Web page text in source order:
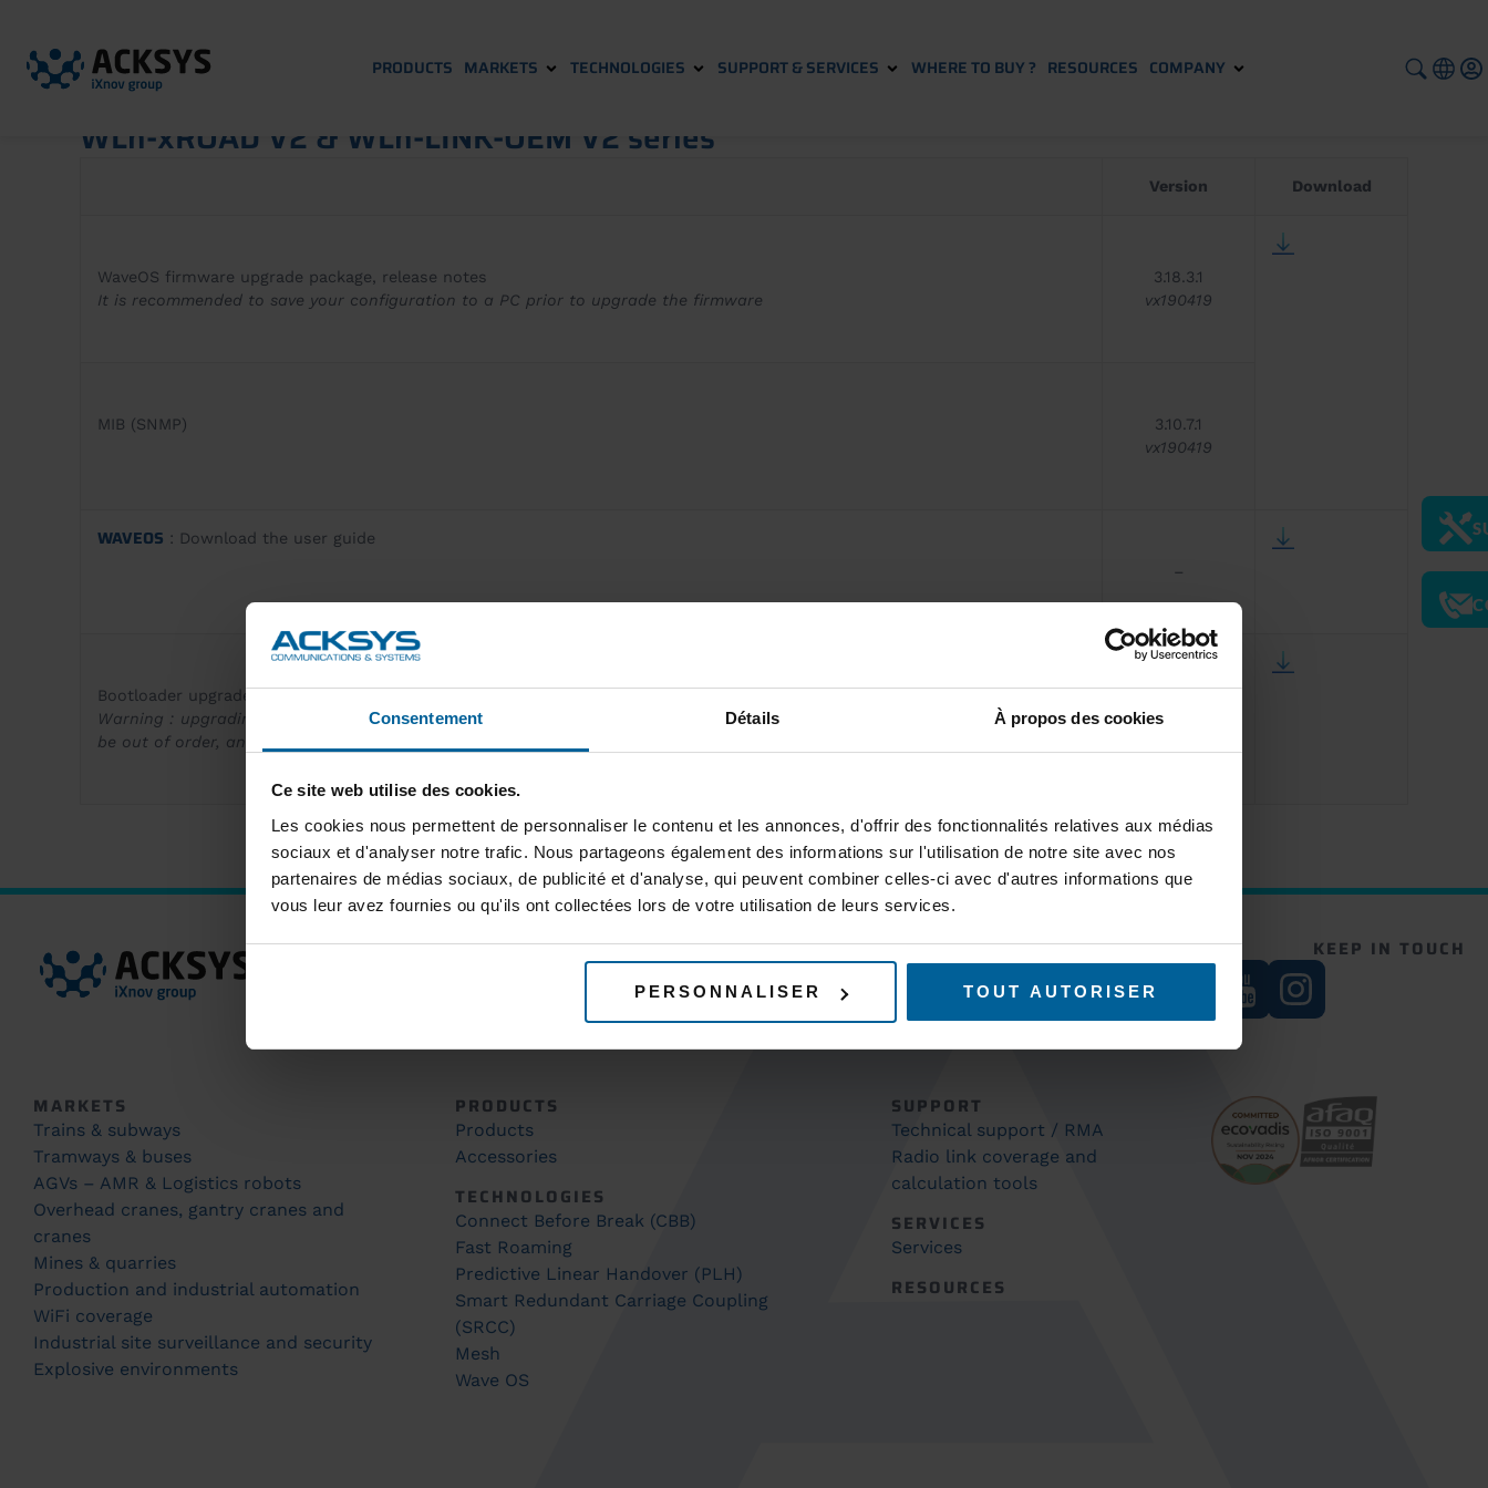
Consentement Détails À propos des cookies
Ce site web utilise des cookies.
Les cookies nous permettent de personnaliser le contenu et les annonces, d'offrir des fonctionnalités relatives aux médias
sociaux et d'analyser notre trafic. Nous partageons également des informations sur l'utilisation de notre site avec nos
partenaires de médias sociaux, de publicité et d'analyse, qui peuvent combiner celles-ci avec d'autres informations que
vous leur avez fournies ou qu'ils ont collectées lors de votre utilisation de leurs services.
PERSONNALISER TOUT AUTORISER
PRODUCTS MARKETS TECHNOLOGIES SUPPORT & SERVICES WHERE TO BUY ? RESOURCES COMPANY
WLn-xROAD V2 & WLn-LINK-OEM V2 series
Version Download
WaveOS firmware upgrade package, release notes
It is recommended to save your configuration to a PC prior to upgrade the firmware
3.18.3.1
vx190419
MIB (SNMP)
3.10.7.1
vx190419
WAVEOS : Download the user guide
–
Bootloader upgrade :
Warning : upgrading the bootloader involves a potential risk for your product. If the upgrade is interrupted, the product will
be out of order, and you will need to return your product to Acksys
SUBSCRIBE TO OUR NEWSLETTER
Subscribe
KEEP IN TOUCH
MARKETS
Trains & subways
Tramways & buses
AGVs – AMR & Logistics robots
Overhead cranes, gantry cranes and
cranes
Mines & quarries
Production and industrial automation
WiFi coverage
Industrial site surveillance and security
Explosive environments
PRODUCTS
Products
Accessories
TECHNOLOGIES
Connect Before Break (CBB)
Fast Roaming
Predictive Linear Handover (PLH)
Smart Redundant Carriage Coupling
(SRCC)
Mesh
Wave OS
SUPPORT
Technical support / RMA
Radio link coverage and
calculation tools
SERVICES
Services
RESOURCES